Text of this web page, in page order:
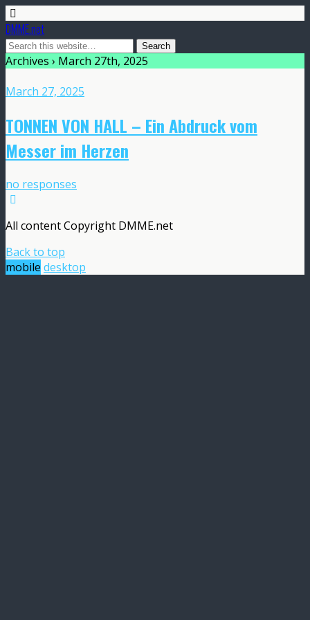
DMME.net
Archives › March 27th, 2025
March 27, 2025
TONNEN VON HALL – Ein Abdruck vom
Messer im Herzen
no responses
All content Copyright DMME.net
Back to top
mobile desktop